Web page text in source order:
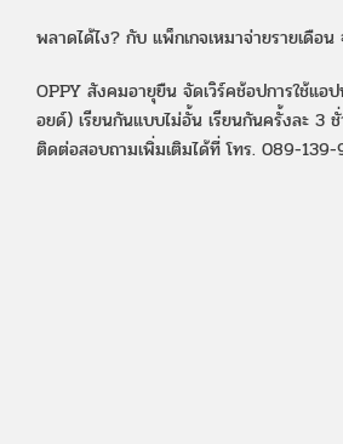
พลาดได้ไง? กับ แพ็กเกจเหมาจ่ายรายเดือ
OPPY สังคมอายุยืน จัดเวิร์คช้อปการใช้แ
อยด์) เรียนกันแบบไม่อั้น เรียนกันครั้งละ 3
ติดต่อสอบถามเพิ่มเติมได้ที่ โทร. 089-